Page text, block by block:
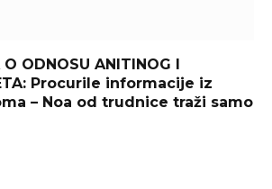
ODNOSU ANITINOG I
Procurile informacije iz
– Noa od trudnice traži samo